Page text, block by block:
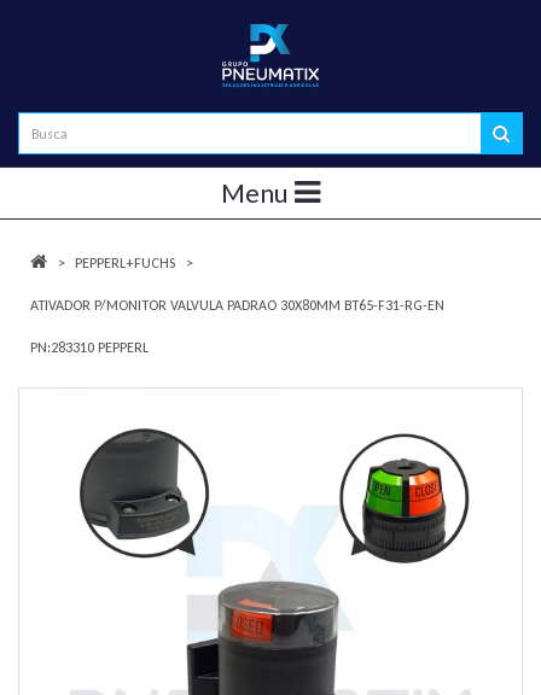
Menu
PEPPERL+FUCHS
ATIVADOR P/MONITOR VALVULA PADRAO 30X80MM BT65-F31-RG-EN
PN:283310 PEPPERL